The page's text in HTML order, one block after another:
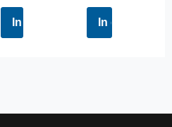
In den WarenkorbIn den